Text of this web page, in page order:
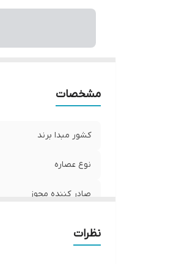
مشخصات
کشور مبدا برند
نوع عصاره
صادر کننده مجوز
نظرات